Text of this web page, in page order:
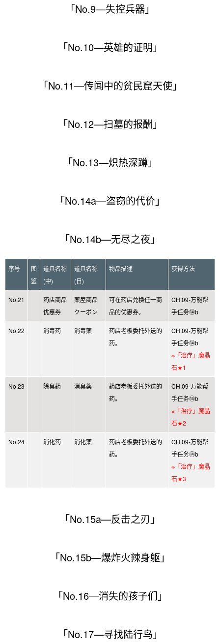
「No.9—失控兵器」
「No.10—英雄的证明」
「No.11—传闻中的贫民窟天使」
「No.12—扫墓的报酬」
「No.13—炽热深蹲」
「No.14a—盗窃的代价」
「No.14b—无尽之夜」
序号
图
鉴
道具名称
(中)
道具名称
(日)
物品描述 获得方法
No.21
药店商品
优惠券
薬屋商品
クーポン
可在药店兑换任一商
品的优惠券。
CH.09-万能帮
手任务⑭b
No.22 消毒药 消毒薬
药店老板委托外送的
药。
CH.09-万能帮
手任务⑭b
※「治疗」魔晶
石★1
No.23 除臭药 消臭薬
药店老板委托外送的
药。
CH.09-万能帮
手任务⑭b
※「治疗」魔晶
石★2
No.24 消化药 消化薬
药店老板委托外送的
药。
CH.09-万能帮
手任务⑭b
※「治疗」魔晶
石★3
「No.15a—反击之刃」
「No.15b—爆炸火辣身躯」
「No.16—消失的孩子们」
「No.17—寻找陆行鸟」